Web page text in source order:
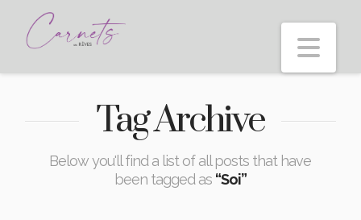
Tag Archive
Below you'll find a list of all posts that have
been tagged as “Soi”